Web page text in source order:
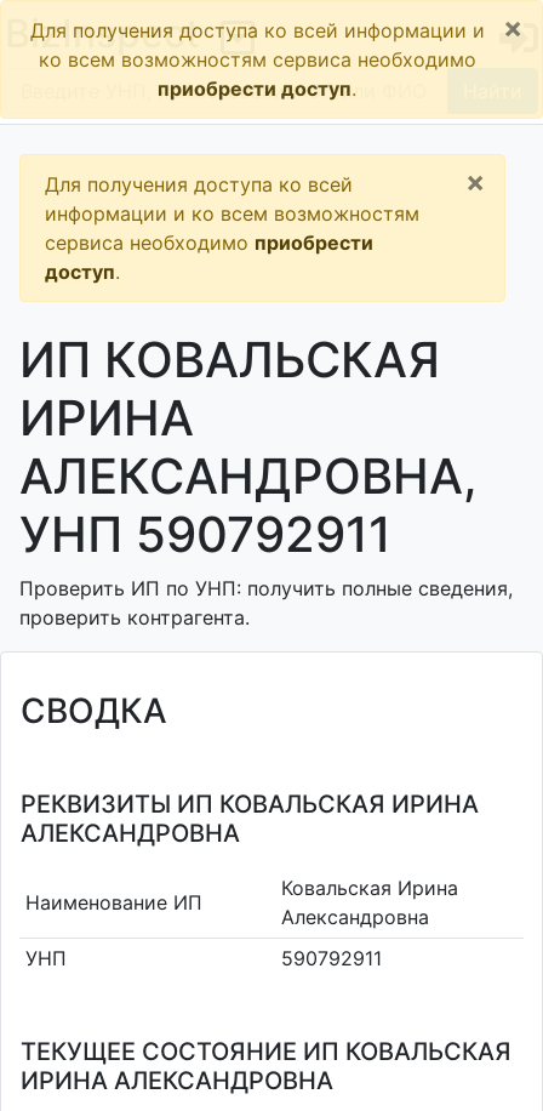
BizInspect
Для получения доступа ко всей информации и
ко всем возможностям сервиса необходимо
приобрести доступ.
×
Для получения доступа ко всей
информации и ко всем возможностям
сервиса необходимо приобрести
доступ.
×
ИП КОВАЛЬСКАЯ
ИРИНА
АЛЕКСАНДРОВНА,
УНП 590792911
Проверить ИП по УНП: получить полные сведения,
проверить контрагента.
СВОДКА
РЕКВИЗИТЫ ИП КОВАЛЬСКАЯ ИРИНА
АЛЕКСАНДРОВНА
Наименование ИП
Ковальская Ирина
Александровна
УНП
590792911
ТЕКУЩЕЕ СОСТОЯНИЕ ИП КОВАЛЬСКАЯ
ИРИНА АЛЕКСАНДРОВНА